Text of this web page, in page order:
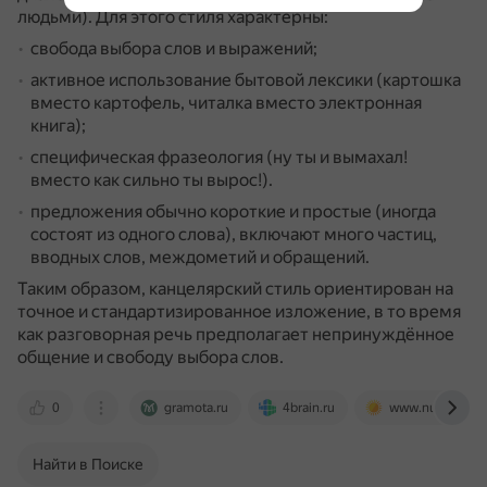
людьми).Для этого стиля характерны:
свобода выбора слов и выражений;
активное использование бытовой лексики (картошка
вместо картофель, читалка вместо электронная
книга);
специфическая фразеология (ну ты и вымахал!
вместо как сильно ты вырос!).
предложения обычно короткие и простые (иногда
состоят из одного слова), включают много частиц,
вводных слов, междометий и обращений.
Таким образом, канцелярский стиль ориентирован на
точное и стандартизированное изложение, в то время
как разговорная речь предполагает непринуждённое
общение и свободу выбора слов.
0 gramota.ru 4brain.ru www.nur.kz
Найти в Поиске